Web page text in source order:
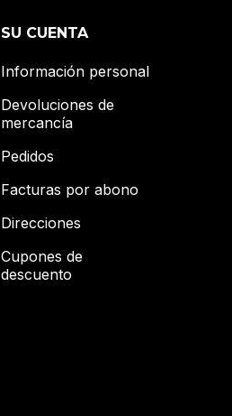
SU CUENTA
Información personal
Devoluciones de
mercancía
Pedidos
Facturas por abono
Direcciones
Cupones de
descuento